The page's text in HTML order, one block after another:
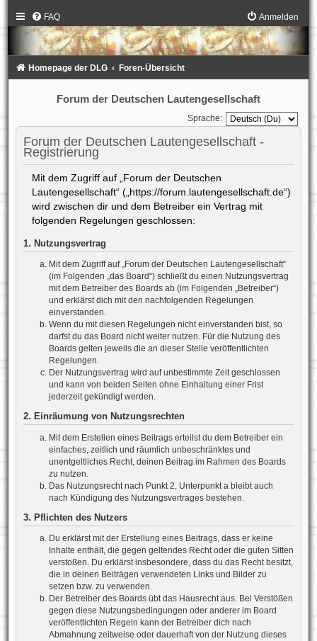
FAQ Anmelden
Homepage der DLG Foren-Übersicht
Forum der Deutschen Lautengesellschaft
Sprache:
Forum der Deutschen Lautengesellschaft -
Registrierung
Mit dem Zugriff auf „Forum der Deutschen
Lautengesellschaft“ („https://forum.lautengesellschaft.de“)
wird zwischen dir und dem Betreiber ein Vertrag mit
folgenden Regelungen geschlossen:
1. Nutzungsvertrag
Mit dem Zugriff auf „Forum der Deutschen Lautengesellschaft“
(im Folgenden „das Board“) schließt du einen Nutzungsvertrag
mit dem Betreiber des Boards ab (im Folgenden „Betreiber“)
und erklärst dich mit den nachfolgenden Regelungen
einverstanden.
Wenn du mit diesen Regelungen nicht einverstanden bist, so
darfst du das Board nicht weiter nutzen. Für die Nutzung des
Boards gelten jeweils die an dieser Stelle veröffentlichten
Regelungen.
Der Nutzungsvertrag wird auf unbestimmte Zeit geschlossen
und kann von beiden Seiten ohne Einhaltung einer Frist
jederzeit gekündigt werden.
2. Einräumung von Nutzungsrechten
Mit dem Erstellen eines Beitrags erteilst du dem Betreiber ein
einfaches, zeitlich und räumlich unbeschränktes und
unentgeltliches Recht, deinen Beitrag im Rahmen des Boards
zu nutzen.
Das Nutzungsrecht nach Punkt 2, Unterpunkt a bleibt auch
nach Kündigung des Nutzungsvertrages bestehen.
3. Pflichten des Nutzers
Du erklärst mit der Erstellung eines Beitrags, dass er keine
Inhalte enthält, die gegen geltendes Recht oder die guten Sitten
verstoßen. Du erklärst insbesondere, dass du das Recht besitzt,
die in deinen Beiträgen verwendeten Links und Bilder zu
setzen bzw. zu verwenden.
Der Betreiber des Boards übt das Hausrecht aus. Bei Verstößen
gegen diese Nutzungsbedingungen oder anderer im Board
veröffentlichten Regeln kann der Betreiber dich nach
Abmahnung zeitweise oder dauerhaft von der Nutzung dieses